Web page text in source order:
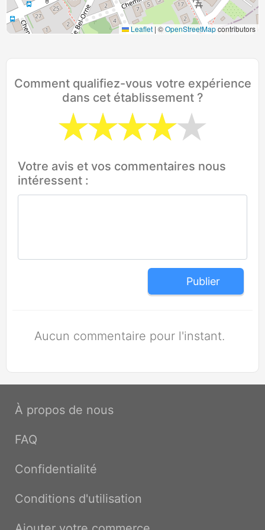
Leaflet | ©OpenStreetMapcontributors
Comment qualifiez-vous votre expérience
dans cet établissement ?
Votre avis et vos commentaires nous
intéressent :
Publier
Aucun commentaire pour l'instant.
À propos de nous
FAQ
Confidentialité
Conditions d'utilisation